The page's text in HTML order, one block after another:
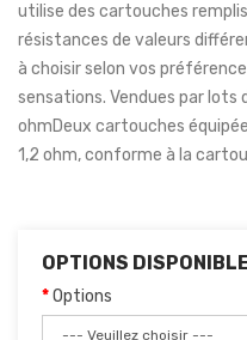
utilise des cartouches
résistances de valeurs
à choisir selon vos
sensations. Vendues par lots
ohmDeux cartouches
1,2 ohm, conforme à la
OPTIONS
Options